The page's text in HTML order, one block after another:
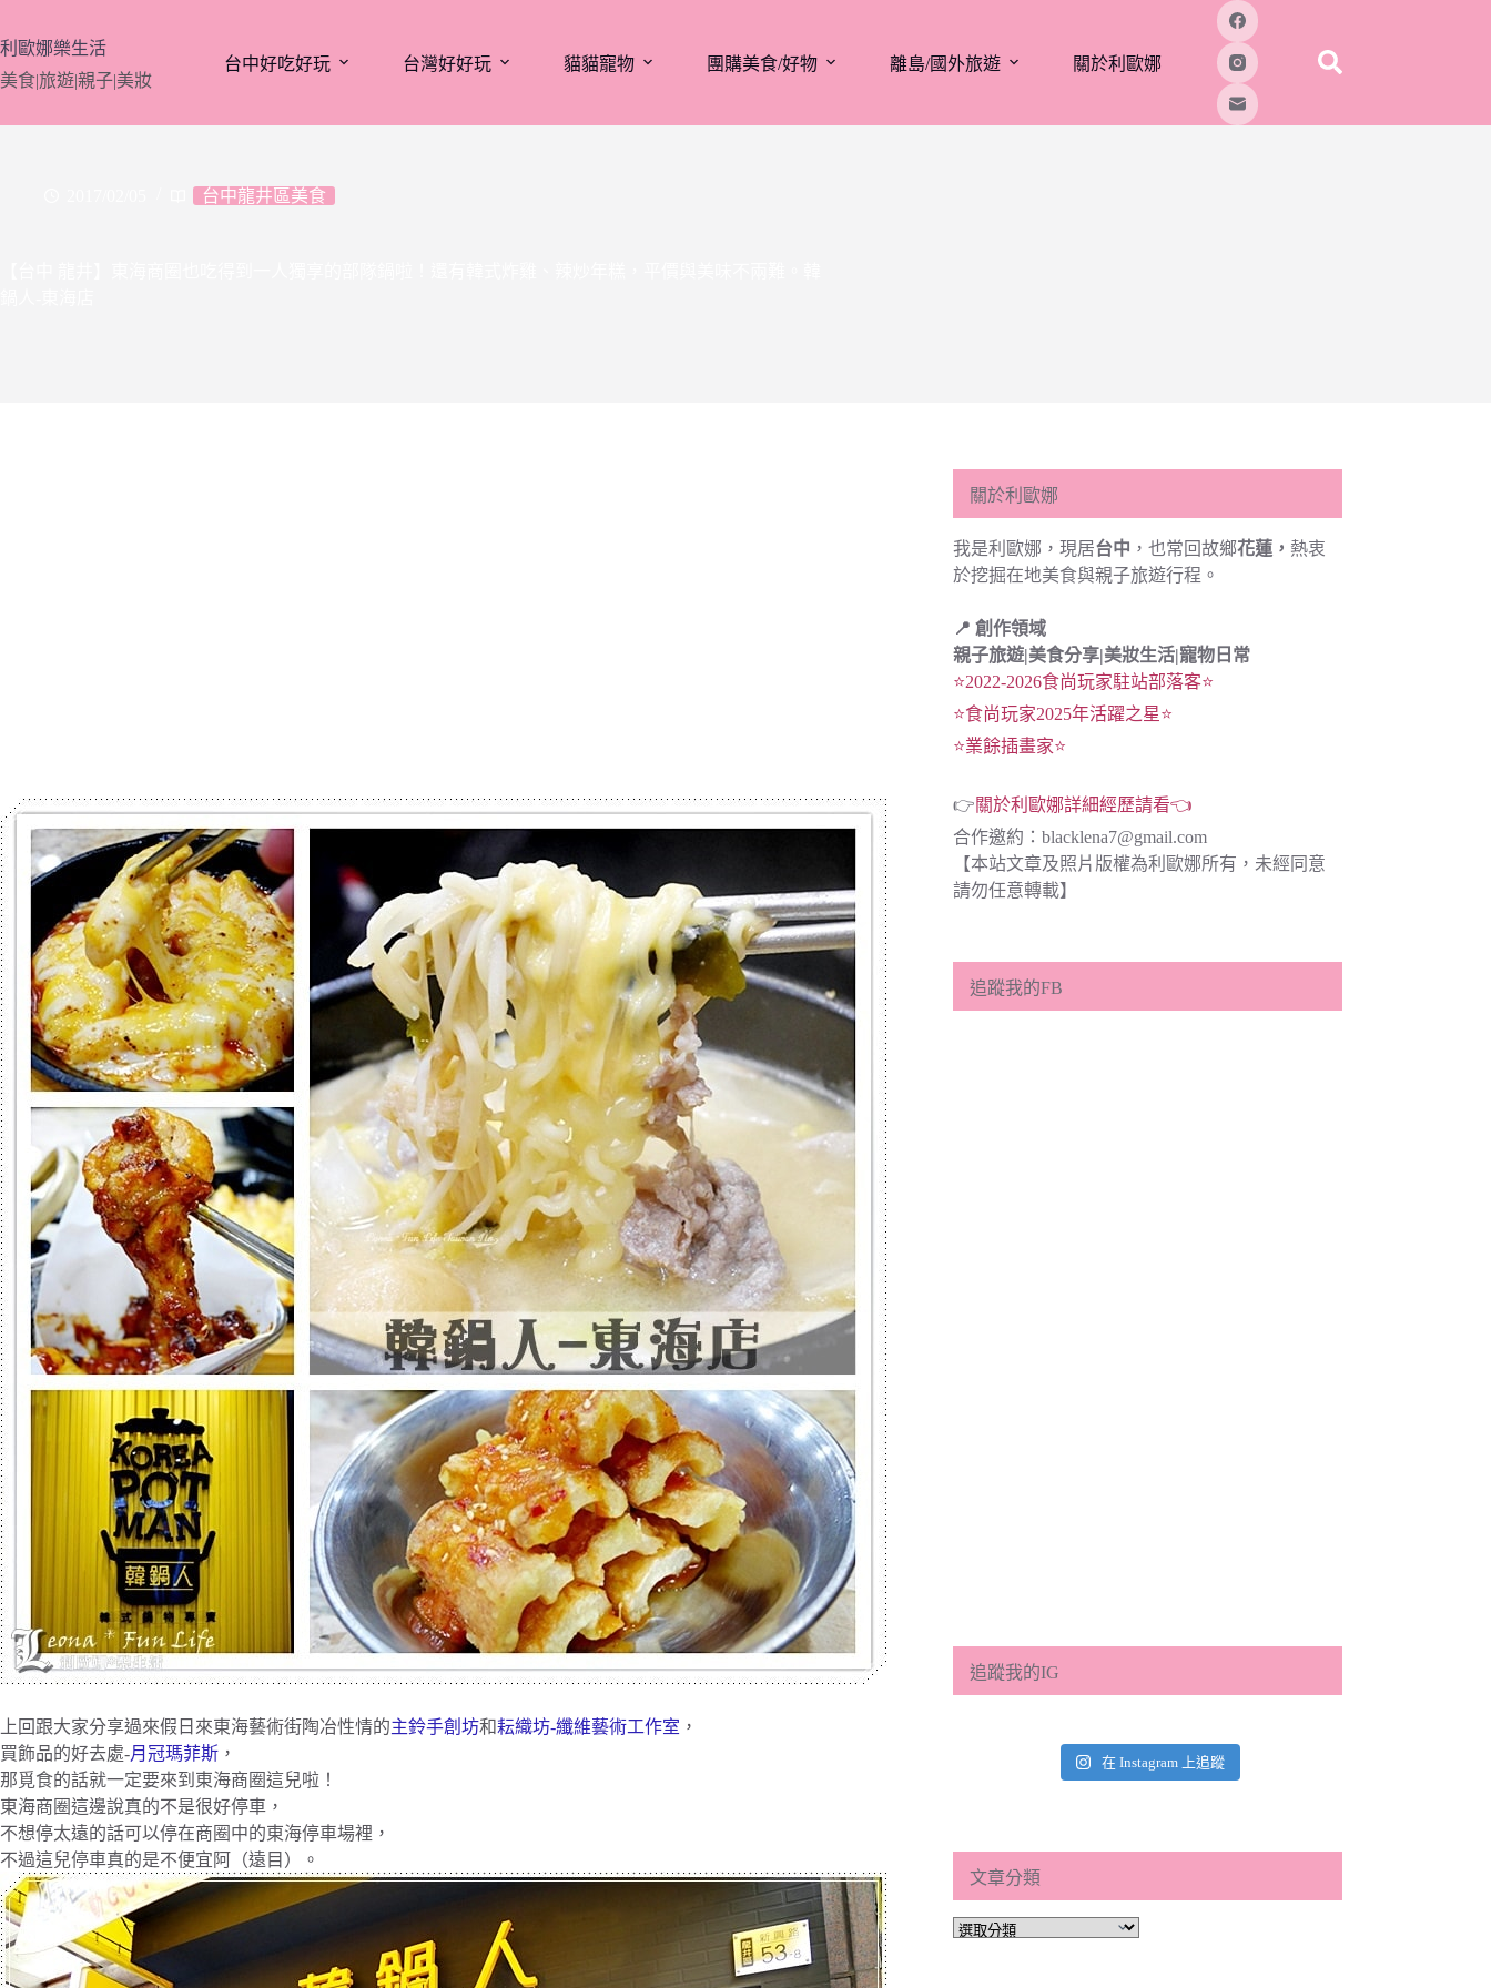
至
主
要
利歐娜樂生活
美食|旅遊|親子|美妝
台中好吃好玩 台灣好好玩 貓貓寵物 團購美食/好物 離島/國外旅遊 關於利歐娜
台中龍井區美食
上回跟大家分享過來假日來東海藝術街陶冶性情的主鈴手創坊和耘織坊-纖維藝術工作室 ，
買飾品的好去處-月冠瑪菲斯 ，
那覓食的話就一定要來到東海商圈這兒啦！
東海商圈這邊說真的不是很好停車，
不想停太遠的話可以停在商圈中的東海停車場裡，
不過這兒停車真的是不便宜阿（遠目）。
關於利歐娜
我是利歐娜，現居台中 ，也常回故鄉花蓮， 熱衷
於挖掘在地美食與親子旅遊行程。
📍 創作領域
親子旅遊|美食分享|美妝生活|寵物日常
⭐2022-2026食尚玩家駐站部落客⭐
⭐食尚玩家2025年活躍之星⭐
⭐業餘插畫家⭐
👉關於利歐娜詳細經歷請看👈
合作邀約： blacklena7@gmail.com
【本站文章及照片版權為利歐娜所有，未經同意
請勿任意轉載】
追蹤我的FB
追蹤我的IG
在 Instagram 上追蹤
文章分類
文